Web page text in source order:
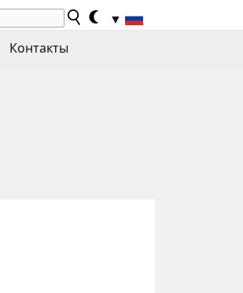
▼
Контакты